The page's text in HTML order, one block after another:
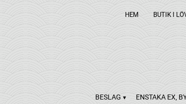
HEM BUTIK I
BESLAG ENSTAKA EX,